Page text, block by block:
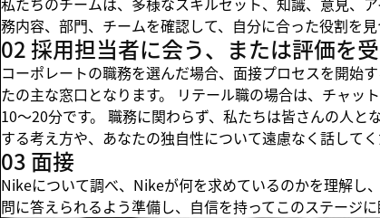
務内容、部門、チームを確認して、自分に合った役割を見
02 採用担当者に会う、または評価を
コーポレートの職務を選んだ場合、面接プロセスを開始
たの主な窓口となります。 リテール職の場合は、チャッ
10～20分です。 職務に関わらず、私たちは皆さんの人
する考え方や、あなたの独自性について遠慮なく話してく
03 面接
Nikeについて調べ、Nikeが何を求めているのかを理解し
問に答えられるよう準備し、自信を持ってこのステージに